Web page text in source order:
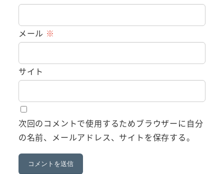
メール ※
サイト
次回のコメントで使用するためブラウザーに自分
の名前、メールアドレス、サイトを保存する。